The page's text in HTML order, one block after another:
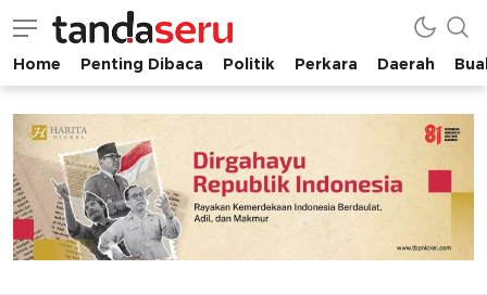
tandaseru.com | Penting Dibaca
tandaseru.com
Home Penting Dibaca Politik Perkara Daerah